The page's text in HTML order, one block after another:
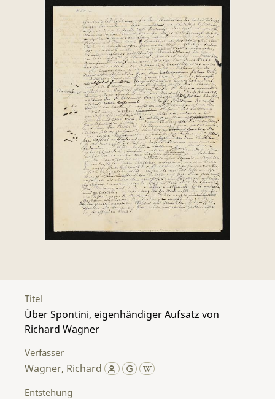
Titel
Über Spontini, eigenhändiger Aufsatz von
Richard Wagner
Verfasser
Wagner, Richard
Entstehung